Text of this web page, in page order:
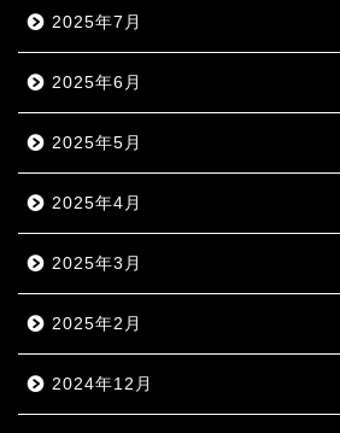
2025年7月
2025年6月
2025年5月
2025年4月
2025年3月
2025年2月
2024年12月